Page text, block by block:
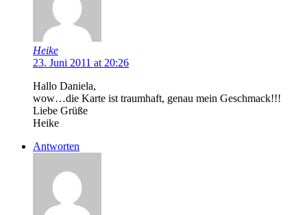
Heike
23. Juni 2011 at 20:26
Hallo Daniela,
wow…die Karte ist traumhaft, genau mein Geschmack!!!
Liebe Grüße
Heike
Antworten